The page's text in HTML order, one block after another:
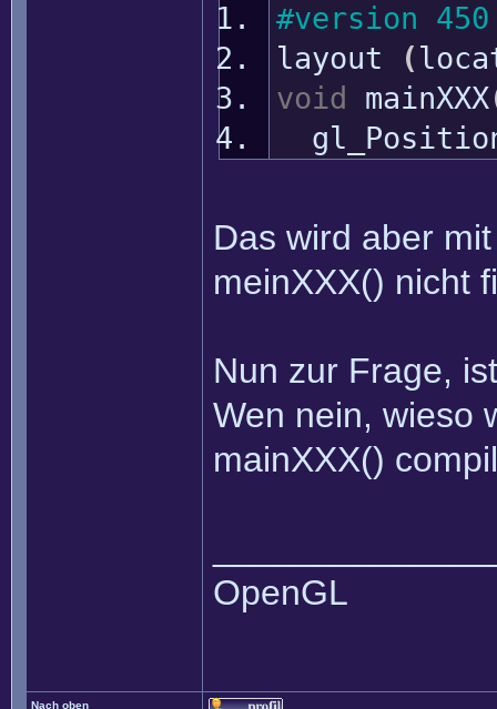
#version
layout
(
void
mainXXX
Das wird aber
meinXXX() nicht
Nun zur Frage,
Wen nein, wieso
mainXXX()
OpenGL
Nach oben